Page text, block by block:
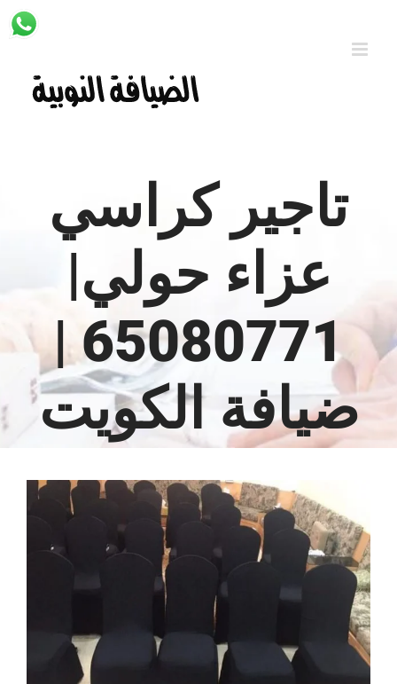
تاجير كراسي
عزاء حولي|
65080771 |
ضيافة الكويت
صورة
أكبر